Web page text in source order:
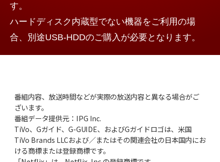
す。
ハードディスク内蔵型でない機器をご利用の場
合、別途USB-HDDのご購入が必要となります。
番組内容、放送時間などが実際の放送内容と異なる場合がご
ざいます。
番組データ提供元：IPG Inc.
TiVo、Gガイド、G-GUIDE、およびGガイドロゴは、米国
TiVo Brands LLCおよび／またはその関連会社の日本国内にお
ける商標または登録商標です。